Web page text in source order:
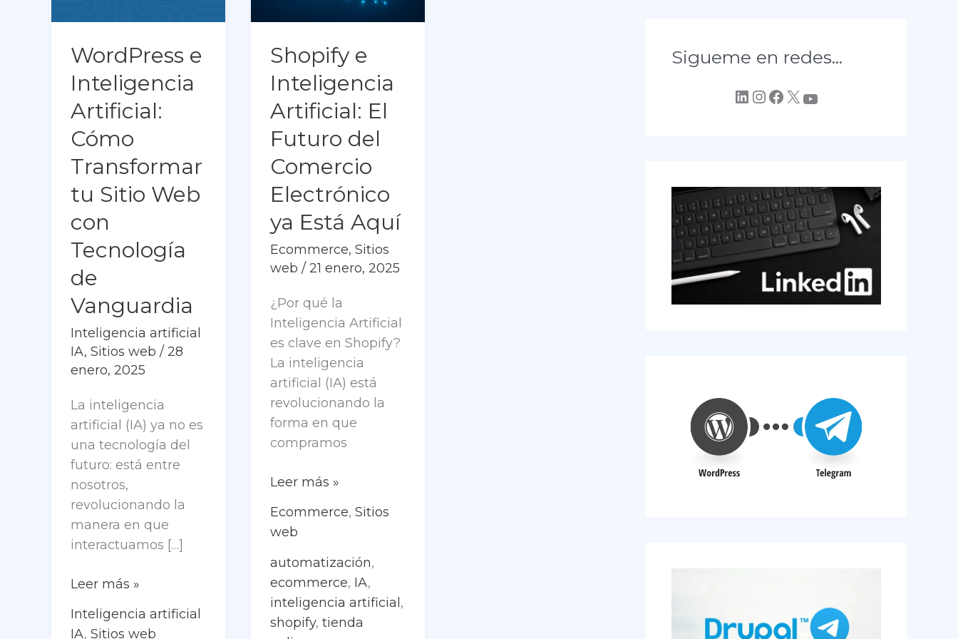
WordPress e
Inteligencia
Artificial:
Cómo
Transformar
tu Sitio Web
con
Tecnología
de
Vanguardia
Inteligencia artificial
IA, Sitios web / 28
enero, 2025
La inteligencia
artificial (IA) ya no es
una tecnología del
futuro: está entre
nosotros,
revolucionando la
manera en que
interactuamos […]
WordPress
Inteligencia
Leer más »
Inteligencia artificial
IA, Sitios web
Shopify e
Inteligencia
Artificial: El
Futuro del
Comercio
Electrónico
ya Está Aquí
Ecommerce, Sitios
web / 21 enero, 2025
¿Por qué la
Inteligencia Artificial
es clave en Shopify?
La inteligencia
artificial (IA) está
revolucionando la
forma en que
compramos
Shopify
Inteligencia
Artificial:
El
Futuro
del
Comercio
Leer más »
Ecommerce, Sitios
web
automatización,
ecommerce, IA,
inteligencia artificial ,
shopify, tienda
Sigueme en redes...
LinkedIn InstagramFacebook X YouTube